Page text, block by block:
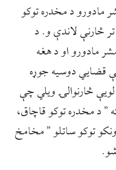
مادورو د مخدره توکو
تر څارنې لاندې و. د
مادورو او د هغه
قضایي دوسیه جوړه
څارنوالۍ ویلي چې
” د مخدره توکو قاچاق،
توکو ساتلو ” مخامخ